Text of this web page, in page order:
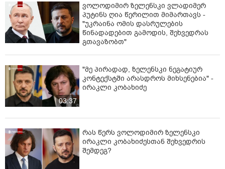
ვოლოდიმირ ზელენსკი ვლადიმერ
პუტინს ღია წერილით მიმართავს -
"უკრაინა ომის დასრულების
წინადადებით გამოდის, შეხვედრას
გთავაზობთ"
03:37
"მე პირადად, ზელენსკი ნეგატიურ
კონტექსტში არასდროს მიხსენებია" -
ირაკლი კობახიძე
რას წერს ვოლოდიმირ ზელენსკი
ირაკლი კობახიძესთან შეხვედრის
შემდეგ?